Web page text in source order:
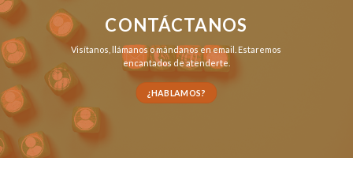
CONTÁCTANOS
Visítanos, llámanosomándanos en email . Estaremos
encantados de atenderte.
¿HABLAMOS?